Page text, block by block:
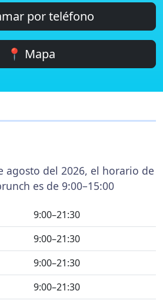
por teléfono
📍 Mapa
agosto del 2026, el horario de
es de 9:00–15:00
9:00–21:30
9:00–21:30
9:00–21:30
9:00–21:30